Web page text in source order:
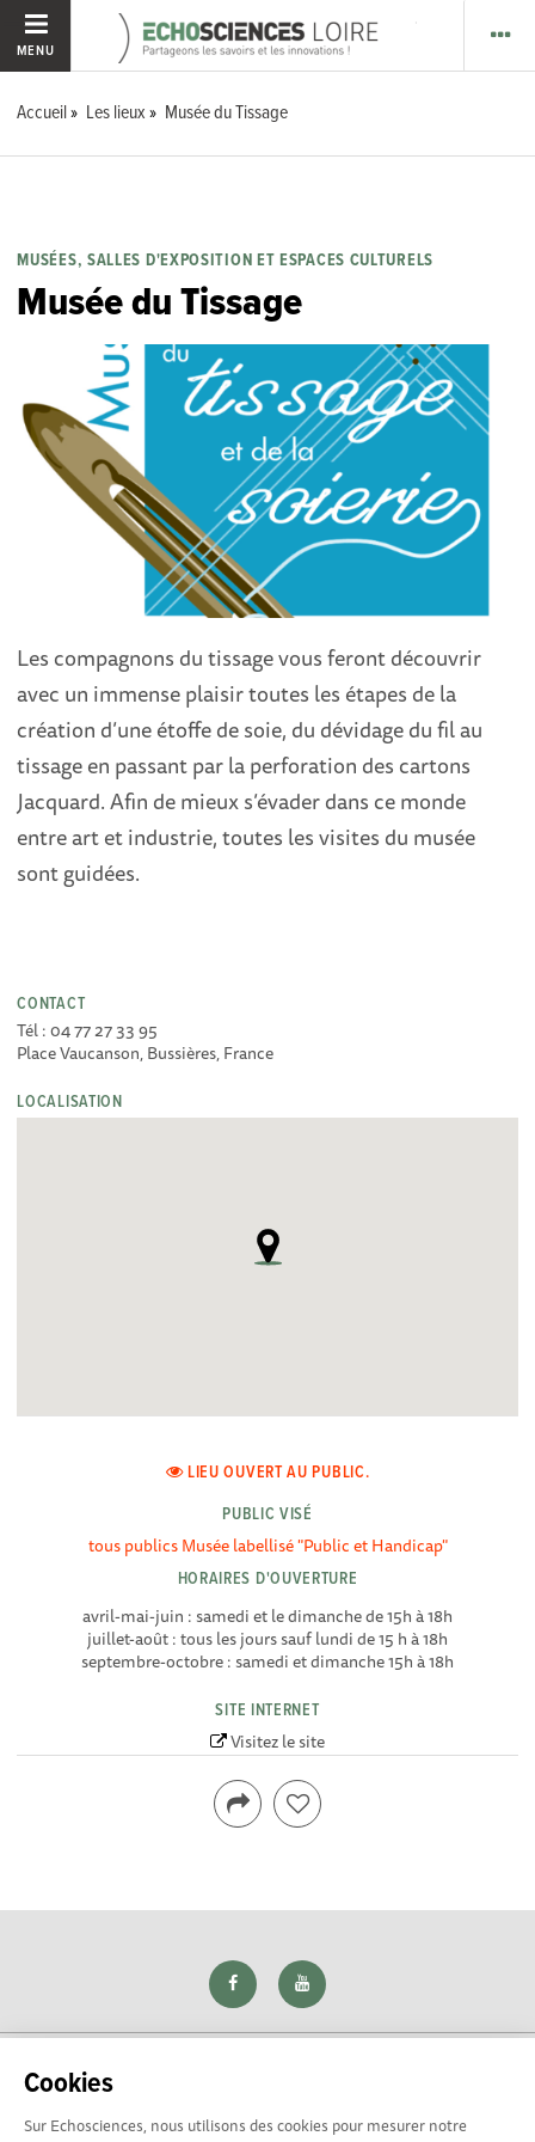
Cookies
Sur Echosciences, nous utilisons des cookies pour mesurer notre
MENU
Accueil Les lieux Musée du Tissage
MUSÉES, SALLES D'EXPOSITION ET ESPACES CULTURELS
Musée du Tissage
Les compagnons du tissage vous feront découvrir
avec un immense plaisir toutes les étapes de la
création d’une étoffe de soie, du dévidage du fil au
tissage en passant par la perforation des cartons
Jacquard. Afin de mieux s’évader dans ce monde
entre art et industrie, toutes les visites du musée
sont guidées.
CONTACT
Tél : 04 77 27 33 95
Place Vaucanson, Bussières, France
LOCALISATION
LIEU OUVERT AU PUBLIC.
PUBLIC VISÉ
tous publics Musée labellisé "Public et Handicap"
HORAIRES D'OUVERTURE
avril-mai-juin : samedi et le dimanche de 15h à 18h
juillet-août : tous les jours sauf lundi de 15 h à 18h
septembre-octobre : samedi et dimanche 15h à 18h
SITE INTERNET
Visitez le site
Explorer, s’exprimer, rentrer en contact : Echosciences Loire